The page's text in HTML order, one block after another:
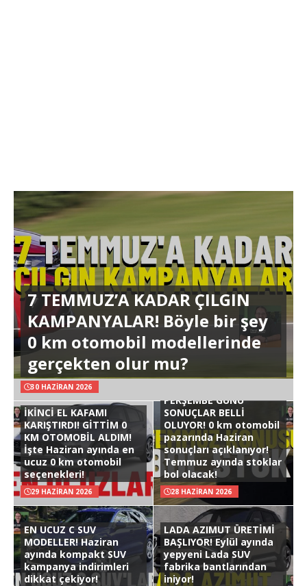
7 TEMMUZ’A KADAR ÇILGIN
KAMPANYALAR! Böyle bir şey
0 km otomobil modellerinde
gerçekten olur mu?
30 HAZIRAN 2026
İKİNCİ EL KAFAMI
KARIŞTIRDI! GİTTİM 0
KM OTOMOBİL ALDIM!
İşte Haziran ayında en
ucuz 0 km otomobil
seçenekleri!
29 HAZIRAN 2026
PERŞEMBE GÜNÜ
SONUÇLAR BELLİ
OLUYOR! 0 km otomobil
pazarında Haziran
sonuçları açıklanıyor!
Temmuz ayında stoklar
bol olacak!
28 HAZIRAN 2026
EN UCUZ C SUV
MODELLER! Haziran
ayında kompakt SUV
kampanya indirimleri
dikkat çekiyor!
LADA AZIMUT ÜRETİMİ
BAŞLIYOR! Eylül ayında
yepyeni Lada SUV
fabrika bantlarından
iniyor!